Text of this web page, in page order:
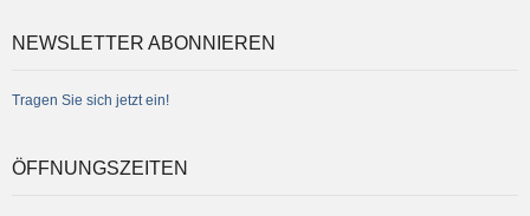
NEWSLETTER ABONNIEREN
Tragen Sie sich jetzt ein!
ÖFFNUNGSZEITEN